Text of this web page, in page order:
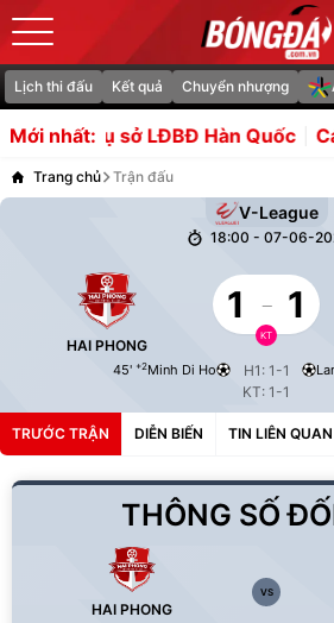
Lịch thi đấu Kết quả Chuyển nhượng
Mới nhất:Hàn Quốc Cách Bruno
Trang chủ Trận đấu
V-League
18:00 - 07-06-
HAI PHONG
1 - 1
KT
Minh Di Ho
45' +2
H1: 1-1
KT: 1-1
TRƯỚC TRẬN DIỄN BIẾN TIN LIÊN QUAN
THÔNG SỐ
HAI PHONG
VS